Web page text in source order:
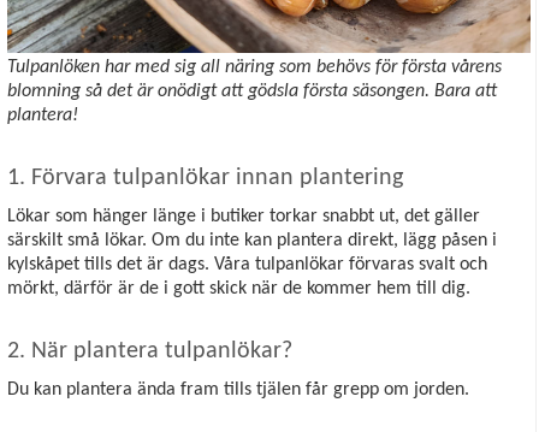
Tulpanlöken har med sig all näring som behövs för första vårens
blomning så det är onödigt att gödsla första säsongen. Bara att
plantera!
1. Förvara tulpanlökar innan plantering
Lökar som hänger länge i butiker torkar snabbt ut, det gäller
särskilt små lökar. Om du inte kan plantera direkt, lägg påsen i
kylskåpet tills det är dags. Våra tulpanlökar förvaras svalt och
mörkt, därför är de i gott skick när de kommer hem till dig.
2. När plantera tulpanlökar?
Du kan plantera ända fram tills tjälen får grepp om jorden.